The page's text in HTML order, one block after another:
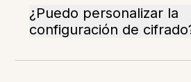
¿Puedo personalizar la
configuración de